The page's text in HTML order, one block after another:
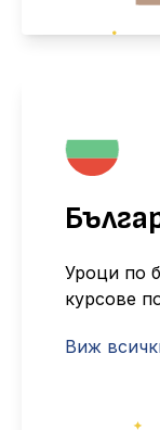
Уроци по
курсове
Виж